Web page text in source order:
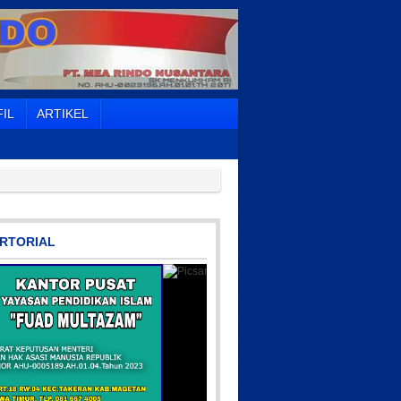
ARTIKEL